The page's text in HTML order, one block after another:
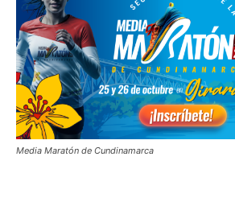
Media Maratón de Cundinamarca